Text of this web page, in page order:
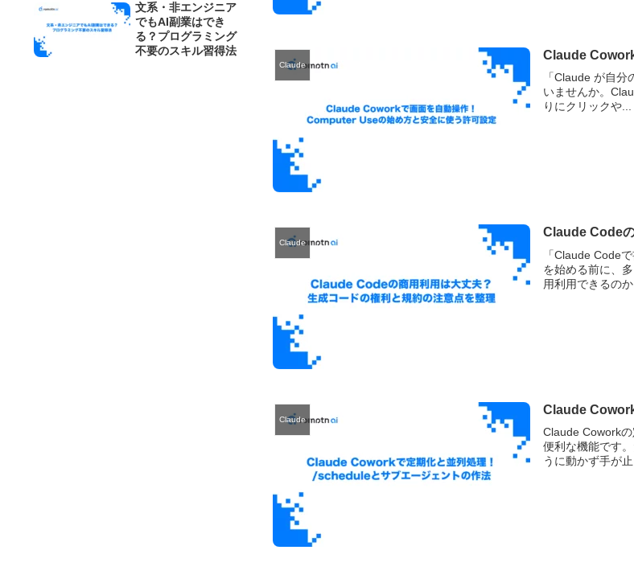
Claude
Claude
「Claude が自
いませんか。
りにクリックや...
Claude
Claude Code
「Claude Code
を始める前に、
用利用できるの
Claude
Claude
Claude Cowork
便利な機能です
うに動かず手が
文系・非エンジニア
でもAI副業はでき
る？プログラミング
不要のスキル習得法